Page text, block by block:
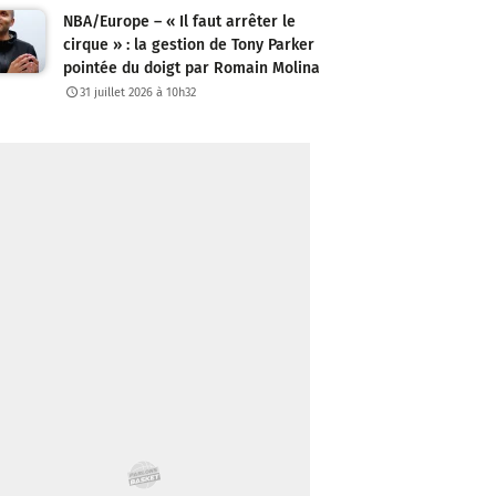
NBA/Europe – « Il faut arrêter le
cirque » : la gestion de Tony Parker
pointée du doigt par Romain Molina
31 juillet 2026 à 10h32